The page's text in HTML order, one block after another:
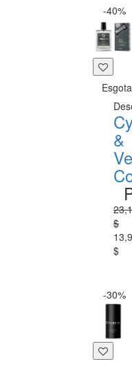
-40%
&
$
$
-30%